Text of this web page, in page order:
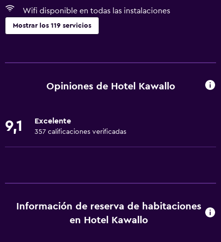
Wifi disponible en todas las instalaciones
Mostrar los 119 servicios
Unidad ubicada en la planta baja
Fregadero bajo
Accesibilidad
Opiniones de Hotel Kawallo
9,1 Excelente
357 calificaciones verificadas
Información de reserva de habitaciones
en Hotel Kawallo